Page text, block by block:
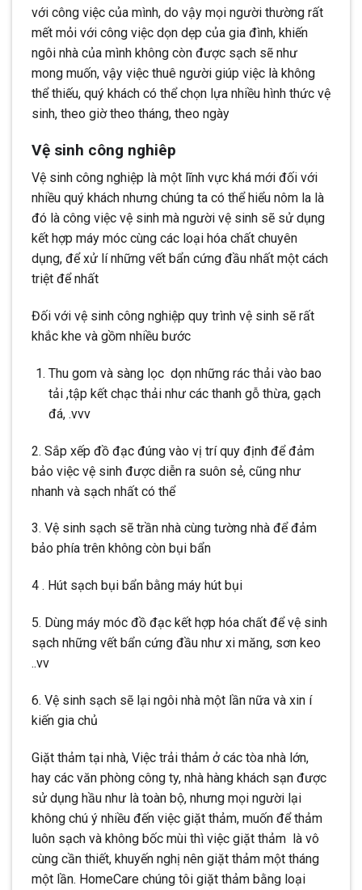
với công việc của mình, do vậy mọi người thường rất
mết mỏi với công việc dọn dẹp của gia đình, khiến
ngôi nhà của mình không còn được sạch sẽ như
mong muốn, vậy việc thuê người giúp việc là không
thể thiếu, quý khách có thể chọn lựa nhiều hình thức vệ
sinh, theo giờ theo tháng, theo ngày
Vệ sinh công nghiêp
Vệ sinh công nghiệp là một lĩnh vực khá mới đối với
nhiều quý khách nhưng chúng ta có thể hiểu nôm la là
đó là công việc vệ sinh mà người vệ sinh sẽ sử dụng
kết hợp máy móc cùng các loại hóa chất chuyên
dụng, để xử lí những vết bẩn cứng đầu nhất một cách
triệt để nhất
Đối với vệ sinh công nghiệp quy trình vệ sinh sẽ rất
khắc khe và gồm nhiều bước
Thu gom và sàng lọc dọn những rác thải vào bao
tải ,tập kết chạc thải như các thanh gỗ thừa, gạch
đá, .vvv
2. Sắp xếp đồ đạc đúng vào vị trí quy định để đảm
bảo việc vệ sinh được diễn ra suôn sẻ, cũng như
nhanh và sạch nhất có thể
3. Vệ sinh sạch sẽ trần nhà cùng tường nhà để đảm
bảo phía trên không còn bụi bẩn
4 . Hút sạch bụi bẩn bằng máy hút bụi
5. Dùng máy móc đồ đạc kết hợp hóa chất để vệ sinh
sạch những vết bẩn cứng đầu như xi măng, sơn keo
..vv
6. Vệ sinh sạch sẽ lại ngôi nhà một lần nữa và xin í
kiến gia chủ
Giặt thảm tại nhà, Việc trải thảm ở các tòa nhà lớn,
hay các văn phòng công ty, nhà hàng khách sạn được
sử dụng hầu như là toàn bộ, nhưng mọi người lại
không chú ý nhiều đến việc giặt thảm, muốn để thảm
luôn sạch và không bốc mùi thì việc giặt thảm là vô
cùng cần thiết, khuyến nghị nên giặt thảm một tháng
một lần. HomeCare chúng tôi giặt thảm bằng loại